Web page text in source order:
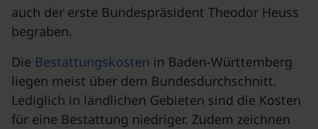
auch der erste Bundespräsident Theodor Heuss
begraben.
Die Bestattungskosten in Baden-Württemberg
liegen meist über dem Bundesdurchschnitt.
Lediglich in ländlichen Gebieten sind die Kosten
für eine Bestattung niedriger. Zudem zeichnen